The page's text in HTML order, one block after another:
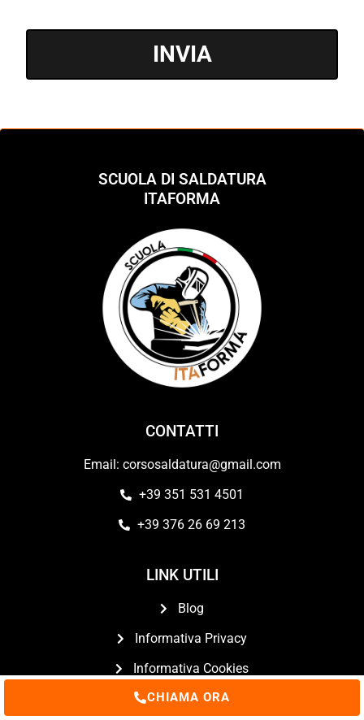
CHIAMA ORA
INVIA
SCUOLA DI SALDATURA
ITAFORMA
CONTATTI
Email: corsosaldatura@gmail.com
+39 351 531 4501
+39 376 26 69 213
LINK UTILI
Blog
Informativa Privacy
Informativa Cookies